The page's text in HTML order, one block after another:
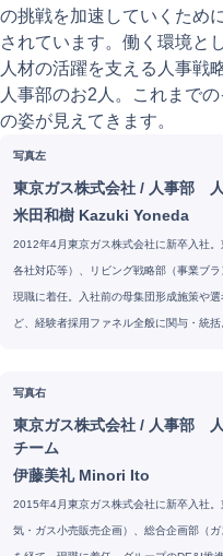
の挑戦を加速していくため
されています。働く環境と
人材の活躍を支える人事戦
人事部のお2人。これまで
の姿が見えてきます。
写真左
東京ガス株式会社 / 人事部
米田和樹 Kazuki Yoneda
2012年4月東京ガス株式会社に新卒入社
各社対応等）、リビング戦略部（事業ブ
現職に着任。入社前の母集団形成施策や
ど、経験者採用ファネル全般に関与・統括
写真右
東京ガス株式会社 / 人事部
チーム
伊藤美礼 Minori Ito
2015年4月東京ガス株式会社に新卒入社
気・ガス小売販売企画）、総合企画部（